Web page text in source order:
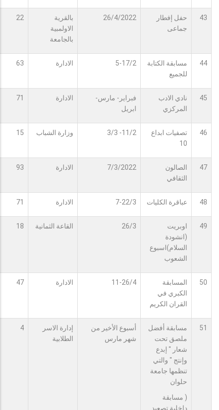
43
حفل إفطار
جماعى
26/4/2022
بالقرية
الاولمبية
بالجامعة
22
44
مسابقة الكتابة
للجميع
5-17/2 الادارة 63
45
نادي الادب
المركزي
فبراير- مارس-
ابريل
الادارة 71
46
تصفيات ابداع
10
11/2- 3/3 وزارة الشباب 15
47
الصالون
الثقافي
7/3/2022 الادارة 93
48 عباقرة الكليات 7-22/3 الادارة 71
49
اوبريت
(انشودة
السلام)اسبوع
الشعوب
26/3 القاعة الثمانية 18
50
المسابقة
الكبري في
القران الكريم
11-26/4 الادارة 47
51
مسابقة أفضل
ملصق تحت
شعار " إبدع
وإنتج " والتي
تنظمها جامعة
حلوان
( مسابقة
داخلية تصعيد
أسبوع الأخير من
شهر مارس
إدارة الاسر
الطلابية
4